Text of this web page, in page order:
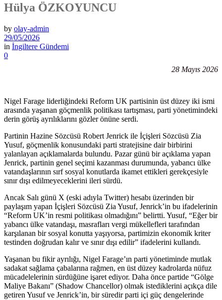
Hülya ÖZKOYUNCU
by olay-admin
29/05/2026
in İngiltere Gündemi
0
28 Mayıs 2026
Nigel Farage liderliğindeki Reform UK partisinin üst düzey iki ismi
arasında yaşanan göçmenlik politikası tartışması, parti yönetimindeki
derin görüş ayrılıklarını gözler önüne serdi.
Partinin Hazine Sözcüsü Robert Jenrick ile İçişleri Sözcüsü Zia
Yusuf, göçmenlik konusundaki parti stratejisine dair birbirini
yalanlayan açıklamalarda bulundu. Pazar günü bir açıklama yapan
Jenrick, partinin genel seçimi kazanması durumunda, yabancı ülke
vatandaşlarının sırf sosyal konutlarda ikamet ettikleri gerekçesiyle
sınır dışı edilmeyeceklerini ileri sürdü.
Ancak Salı günü X (eski adıyla Twitter) hesabı üzerinden bir
paylaşım yapan İçişleri Sözcüsü Zia Yusuf, Jenrick’in bu ifadelerinin
“Reform UK’in resmi politikası olmadığını” belirtti. Yusuf, “Eğer bir
yabancı ülke vatandaşı, masrafları vergi mükellefleri tarafından
karşılanan bir sosyal konutta yaşıyorsa, partimizin ekonomik kriter
testinden doğrudan kalır ve sınır dışı edilir” ifadelerini kullandı.
Yaşanan bu fikir ayrılığı, Nigel Farage’ın parti yönetiminde mutlak
sadakat sağlama çabalarına rağmen, en üst düzey kadrolarda nüfuz
mücadelelerinin sürdüğüne işaret ediyor. Daha önce partide “Gölge
Maliye Bakanı” (Shadow Chancellor) olmak istediklerini açıkça dile
getiren Yusuf ve Jenrick’in, bir süredir parti içi güç dengelerinde